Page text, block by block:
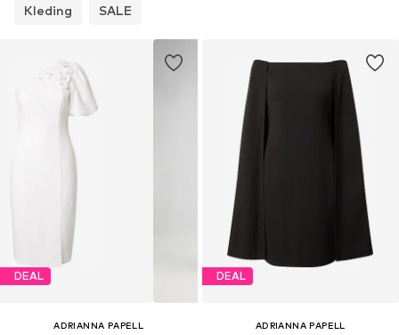
Kleding SALE
DEAL
ADRIANNA PAPELL
DEAL
ADRIANNA PAPELL